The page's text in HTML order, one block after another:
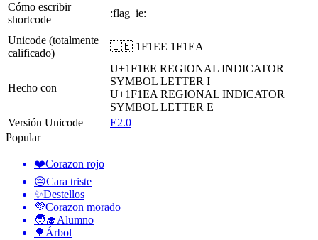
Cómo escribir
shortcode
:flag_ie:
Unicode (totalmente
calificado)
🇮🇪 1F1EE 1F1EA
Hecho con
U+1F1EE REGIONAL INDICATOR
SYMBOL LETTER I
U+1F1EA REGIONAL INDICATOR
SYMBOL LETTER E
Versión Unicode
E2.0
Popular
❤️Corazon rojo
😔Cara triste
✨Destellos
💜Corazon morado
🧑‍🎓Alumno
🌳 Árbol